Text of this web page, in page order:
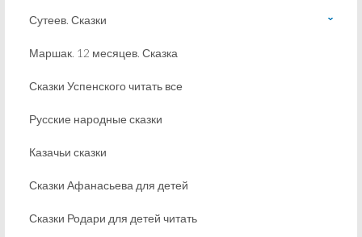
Сутеев. Сказки
Маршак. 12 месяцев. Сказка
Сказки Успенского читать все
Русские народные сказки
Казачьи сказки
Сказки Афанасьева для детей
Сказки Родари для детей читать